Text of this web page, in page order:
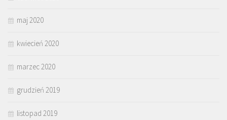
maj 2020
kwiecień 2020
marzec 2020
grudzień 2019
listopad 2019